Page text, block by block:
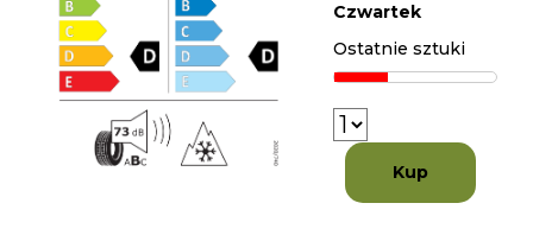
Czwartek
Ostatnie sztuki
Kup